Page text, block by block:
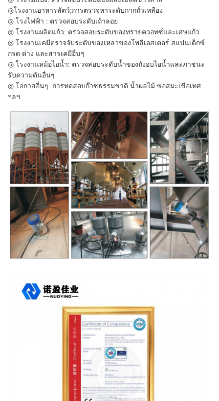
◎โรงงานอาหารสัตว์;การตรวจหาระดับกากถั่วเหลือง
◎ โรงไฟฟ้า : ตรวจสอบระดับเถ้าลอย
◎ โรงงานผลิตแก้ว: ตรวจสอบระดับของทรายควอทซ์และเศษแก้ว
◎ โรงงานเคมีตรวจจับระดับของเหลวของโพลีเอสเตอร์ สแปนเด็กซ์
กรด ด่าง และสารเคมีอื่นๆ
◎ โรงงานหม้อไอน้ำ: ตรวจสอบระดับน้ำของถังอบไอน้ำและภาชนะ
รับความดันอื่นๆ
◎ โอกาสอื่นๆ: การทดสอบก๊าซธรรมชาติ น้ำผลไม้ ซอสมะเขือเทศ
ฯลฯ